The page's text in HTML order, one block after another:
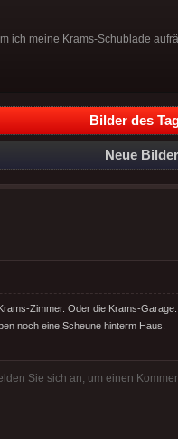
ich meine Krams-Schublade
Bilder des
Neue Bilder
Zimmer. Oder die Krams-Garage.
noch eine Scheune hinterm Haus.
Sie sich an, um einen